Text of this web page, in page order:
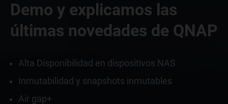
Demo y explicamos las
últimas novedades de QNAP
Alta Disponibilidad en dispositivos NAS
Inmutabilidad y snapshots inmutables
Air gap+